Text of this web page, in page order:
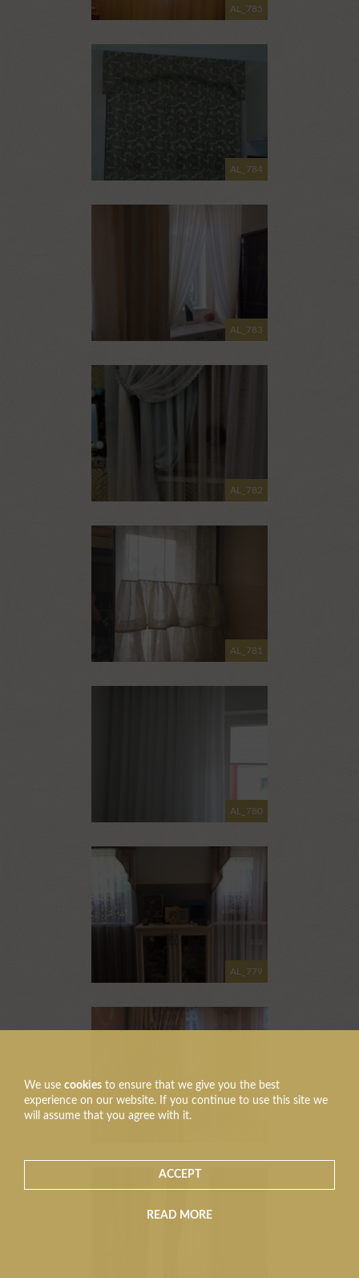
We use cookies to ensure that we give you the best
experience on our website. If you continue to use this site we
will assume that you agree with it.
ACCEPT
READ MORE
AL_785
AL_784
AL_783
AL_782
AL_781
AL_780
AL_779